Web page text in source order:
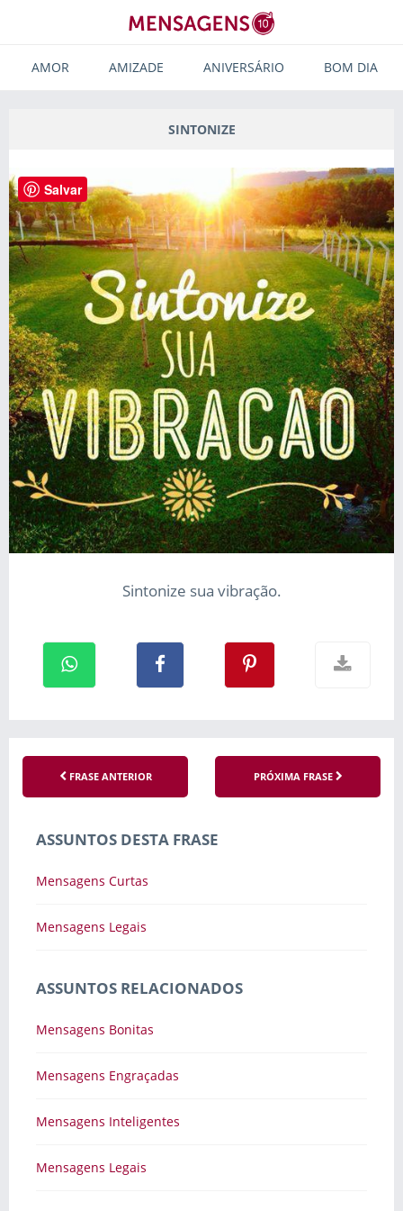
AMOR AMIZADE ANIVERSÁRIO BOM DIA
SINTONIZE
Sintonize sua vibração.
FRASE ANTERIOR PRÓXIMA FRASE
ASSUNTOS DESTA FRASE
Mensagens Curtas
Mensagens Legais
ASSUNTOS RELACIONADOS
Mensagens Bonitas
Mensagens Engraçadas
Mensagens Inteligentes
Mensagens Legais
Salvar